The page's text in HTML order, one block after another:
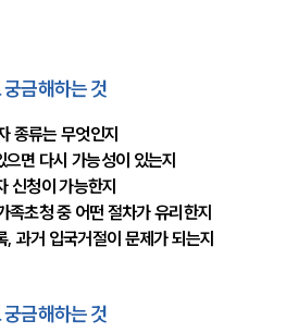
금해하는 것
종류는 무엇인지
면 다시 가능성이 있는지
신청이 가능한지
족초청 중 어떤 절차가 유리한지
과거 입국거절이 문제가 되는지
금해하는 것